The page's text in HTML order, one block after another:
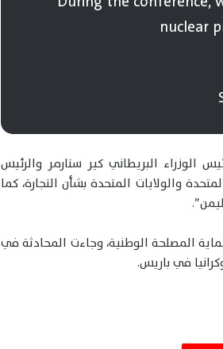
nuclear
الوزراء البريطاني كير ستارمر والرئيس
والولايات المتحدة بشأن التجارة، كما
المصلحة الوطنية، وجاءت المحادثة في
في باريس.